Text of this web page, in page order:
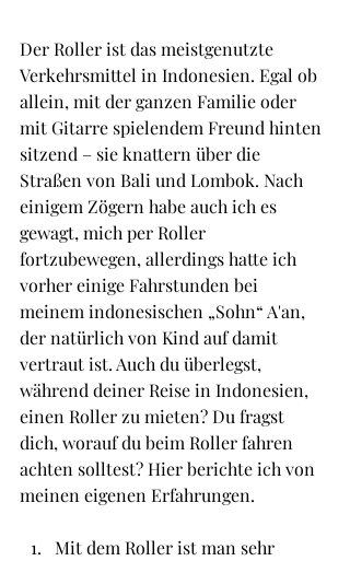
Der Roller ist das meistgenutzte
Verkehrsmittel in Indonesien. Egal ob
allein, mit der ganzen Familie oder
mit Gitarre spielendem Freund hinten
sitzend – sie knattern über die
Straßen von Bali und Lombok. Nach
einigem Zögern habe auch ich es
gewagt, mich per Roller
fortzubewegen, allerdings hatte ich
vorher einige Fahrstunden bei
meinem indonesischen „Sohn“ A'an,
der natürlich von Kind auf damit
vertraut ist. Auch du überlegst,
während deiner Reise in Indonesien,
einen Roller zu mieten? Du fragst
dich, worauf du beim Roller fahren
achten solltest? Hier berichte ich von
meinen eigenen Erfahrungen.
Mit dem Roller ist man sehr